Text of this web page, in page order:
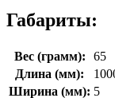
Габариты:
Вес (грамм):
65
Длина (мм):
Ширина (мм): 5